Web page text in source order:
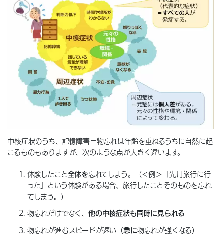
中核症状のうち、記憶障害＝物忘れは年齢を重ねるうちに自然に起
こるものもありますが、次のような点が大きく違います。
体験したこと全体を忘れてしまう。（＜例＞「先月旅行に行
った」という体験がある場合、旅行したことそのものを忘れ
てしまう。）
物忘れだけでなく、 他の中核症状も同時に見られる
物忘れが進むスピードが速い（急に物忘れが強くなる）